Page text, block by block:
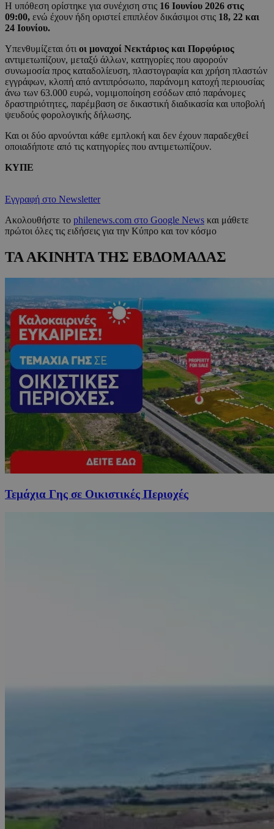
Η υπόθεση ορίστηκε για συνέχιση στις 16 Ιουνίου 2026 στις
09:00, ενώ έχουν ήδη οριστεί επιπλέον δικάσιμοι στις 18, 22 και
24 Ιουνίου.
Υπενθυμίζεται ότι οι μοναχοί Νεκτάριος και Πορφύριος
αντιμετωπίζουν, μεταξύ άλλων, κατηγορίες που αφορούν
συνωμοσία προς καταδολίευση, πλαστογραφία και χρήση πλαστών
εγγράφων, κλοπή από αντιπρόσωπο, παράνομη κατοχή περιουσίας
άνω των 63.000 ευρώ, νομιμοποίηση εσόδων από παράνομες
δραστηριότητες, παρέμβαση σε δικαστική διαδικασία και υποβολή
ψευδούς φορολογικής δήλωσης.
Και οι δύο αρνούνται κάθε εμπλοκή και δεν έχουν παραδεχθεί
οποιαδήποτε από τις κατηγορίες που αντιμετωπίζουν.
ΚΥΠΕ
Εγγραφή στο Newsletter
Ακολουθήστε το philenews.com στο Google News και μάθετε
πρώτοι όλες τις ειδήσεις για την Κύπρο και τον κόσμο
ΤΑ ΑΚΙΝΗΤΑ ΤΗΣ ΕΒΔΟΜΑΔΑΣ
Τεμάχια Γης σε Οικιστικές Περιοχές